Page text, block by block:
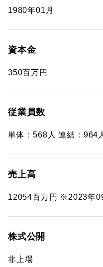
1980年01月
資本金
350百万円
従業員数
単体：568人 連結：964
売上高
12054百万円 ※2023年
株式公開
非上場